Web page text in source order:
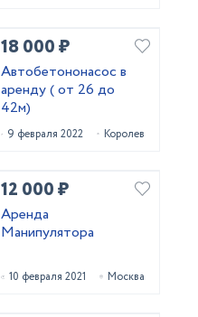
18 000 ₽
Автобетононасос в
аренду ( от 26 до
42м)
9 февраля 2022 Королев
12 000 ₽
Аренда
Манипулятора
10 февраля 2021 Москва